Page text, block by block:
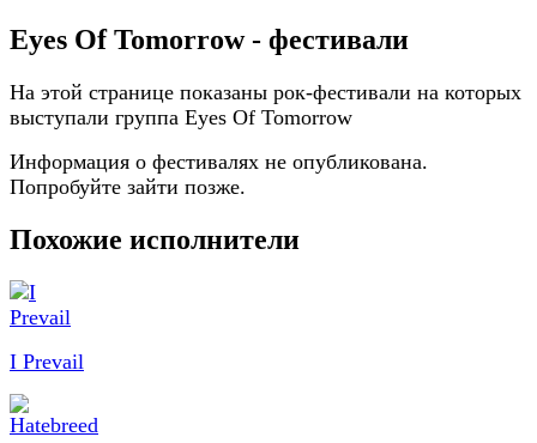
Eyes Of Tomorrow - фестивали
На этой странице показаны рок-фестивали на которых
выступали группа Eyes Of Tomorrow
Информация о фестивалях не опубликована.
Попробуйте зайти позже.
Похожие исполнители
I Prevail